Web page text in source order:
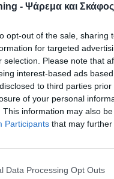
- Ψάρεμα και
opt-out of the sale,
for targeted
selection. Please note that
interest-based ads
to third parties
of your personal
This information may also
Participants that may further
Data Processing Opt Outs
θαλάσσια περιοχή της
στην υγεία τους. Το